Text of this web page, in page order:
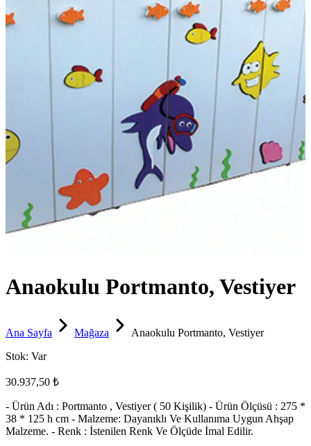
Anaokulu Portmanto, Vestiyer
Ana Sayfa Mağaza
Anaokulu Portmanto, Vestiyer
Stok: Var
30.937,50 ₺
- Ürün Adı : Portmanto , Vestiyer ( 50 Kişilik) - Ürün Ölçüsü : 275 *
38 * 125 h cm - Malzeme: Dayanıklı Ve Kullanıma Uygun Ahşap
Malzeme. - Renk : İstenilen Renk Ve Ölçüde İmal Edilir.